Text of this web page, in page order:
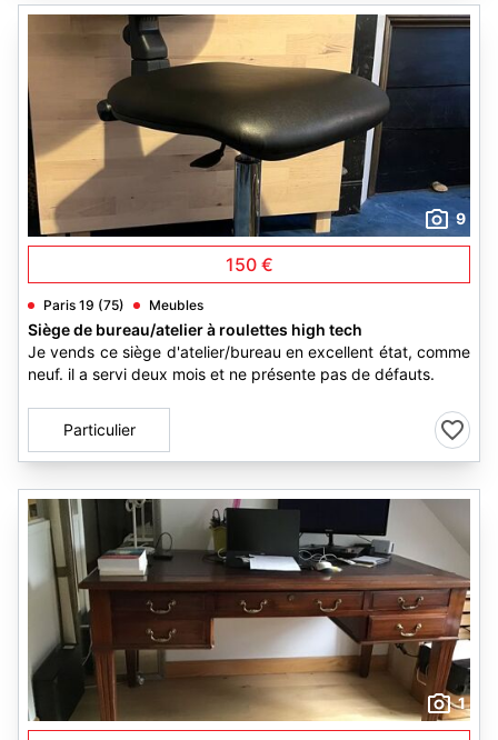
9
150 €
Paris 19 (75) Meubles
Siège de bureau/atelier à roulettes high tech
Je vends ce siège d'atelier/bureau en excellent état, comme
neuf. il a servi deux mois et ne présente pas de défauts.
Particulier
1